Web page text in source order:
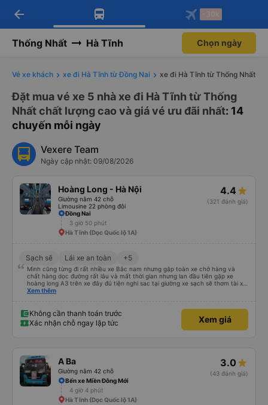
Tải app Vexere ngay!
Nhận ưu đãi thành viên độc
Mở app
Tải app Vexere
-30k/ghế khi đặt vé máy bay qua
Mở app
arrow_back -30k
Thống Nhất Hà Tĩnh Chọn ngày
Vé xe khách xe đi Hà Tĩnh từ Đồng Nai xe đi Hà Tĩnh từ Thống Nhất
Đặt mua vé xe 5 nhà xe đi Hà Tĩnh từ Thống
Nhất chất lượng cao và giá vé ưu đãi nhất: 14
chuyến mỗi ngày
Vexere Team
Ngày cập nhật: 09/08/2026
Hoàng Long - Hà Nội
Giường nằm 42 chỗ
Limousine 22 phòng đôi
4.4
(321 đánh giá)
Đồng Nai
3 giờ 50 phút
Hà Tĩnh (Dọc Quốc lộ 1A)
Sạch sẽ Lái xe an toàn +5
Mình cũng từng đi rất nhiều xe Bắc nam nhưng gặp toàn xe chở hàng và
chất hàng dọc đường rất lâu và mất thời gian nhưng lan đầu tiên gặp xe
hoàng long A3 trên xe đây đủ tiện nghi sac tại giường xe sạch sẽ thơm tài xế
lo xe thoải mái vui tính sẽ con ung hô nhe
Xem thêm
Không cần thanh toán trước
Xác nhận chỗ ngay lập tức
Xem giá
A Ba
Giường nằm 42 chỗ
3.0
(43 đánh giá)
Bến xe Miền Đông Mới
4 giờ 4 phút
Hà Tĩnh (Dọc Quốc lộ 1A)